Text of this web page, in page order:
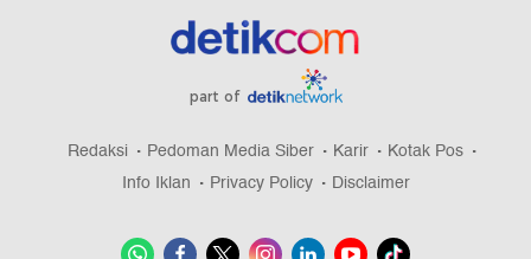
part of
Redaksi Pedoman Media Siber Karir
Kotak Pos
Info Iklan
Privacy Policy Disclaimer